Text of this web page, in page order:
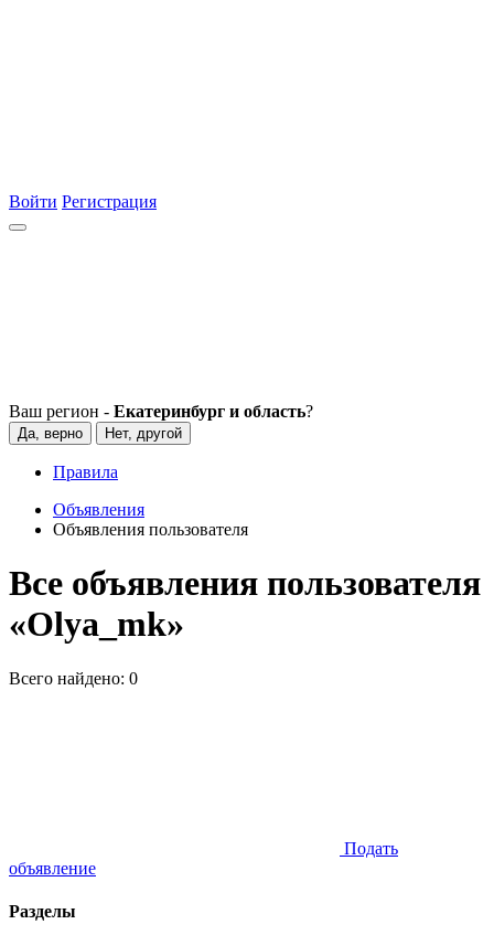
Войти Регистрация
Ваш регион - Екатеринбург и область?
Да, верно Нет, другой
Правила
Объявления
Объявления пользователя
Все объявления пользователя
«Olya_mk»
Всего найдено: 0
Подать
объявление
Разделы